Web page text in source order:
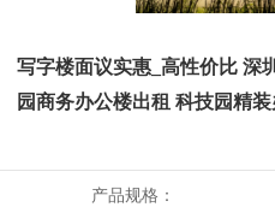
写字楼面议实惠_高性价比 深
园商务办公楼出租 科技园精
产品规格：